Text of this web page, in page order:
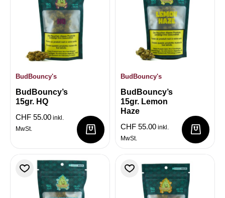
BudBouncy's
BudBouncy’s
15gr. HQ
CHF 55.00 inkl.
MwSt.
BudBouncy's
BudBouncy’s
15gr. Lemon
Haze
CHF 55.00 inkl.
MwSt.